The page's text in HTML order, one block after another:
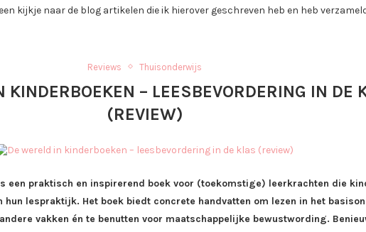
kijkje naar de blog artikelen die ik hierover geschreven heb en heb
Reviews Thuisonderwijs
KINDERBOEKEN – LEESBEVORDERING IN DE
(REVIEW)
een praktisch en inspirerend boek voor (toekomstige) leerkrachten die
lespraktijk. Het boek biedt concrete handvatten om lezen in het
vakken én te benutten voor maatschappelijke bewustwording.